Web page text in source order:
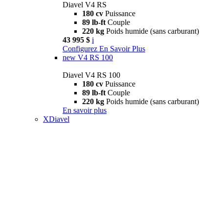
Diavel V4 RS
180 cv Puissance
89 lb-ft Couple
220 kg Poids humide (sans carburant)
43 995 $ i
Configurez En Savoir Plus
new V4 RS 100
Diavel V4 RS 100
180 cv Puissance
89 lb-ft Couple
220 kg Poids humide (sans carburant)
En savoir plus
XDiavel